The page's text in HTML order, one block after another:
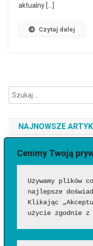
Cenimy Twoją
Używamy plików
najlepsze
Klikając
użycie zgodnie
aktualny […]
Czytaj dalej
NAJNOWSZE
Jaki telefon do 3500 zł
[2026]
Jak sprawdzić, czy
Google Flow Music –
Funkcje, możliwości i
Jakich zawodów nie
nadal będzie